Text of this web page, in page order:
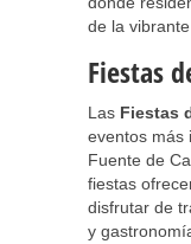
de la
Fiestas
Las Fiestas
eventos más
Fuente de
fiestas
disfrutar de
y